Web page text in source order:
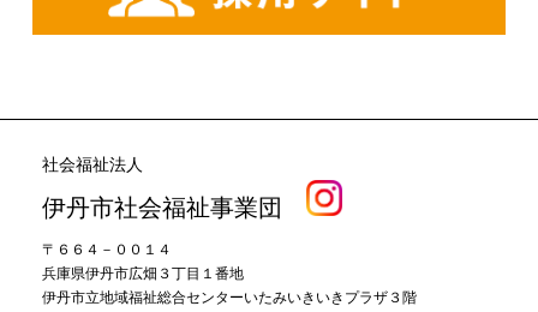
社会福祉法人
伊丹市社会福祉事業団
〒６６４－００１４
兵庫県伊丹市広畑３丁目１番地
伊丹市立地域福祉総合センターいたみいきいきプラザ３階